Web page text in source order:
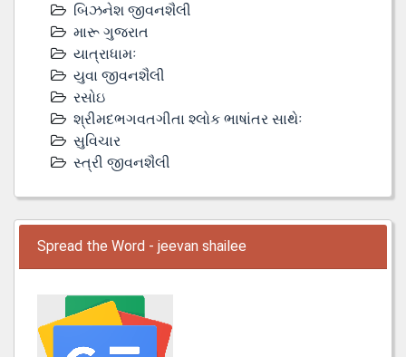
બિઝનેશ જીવનશૈલી
મારૂ ગુજરાત
યાત્રાધામઃ
યુવા જીવનશૈલી
રસોઇ
શ્રીમદભગવતગીતા શ્લોક ભાષાંતર સાથેઃ
સુવિચાર
સ્ત્રી જીવનશૈલી
Spread the Word - jeevan shailee